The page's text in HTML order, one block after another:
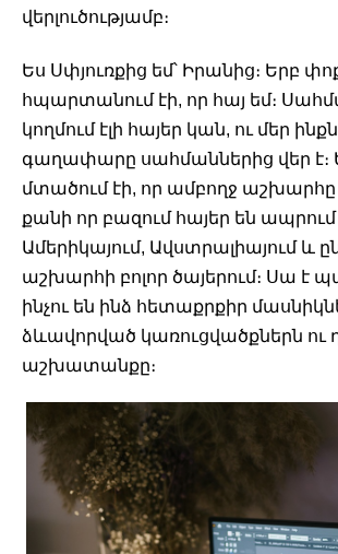
վերլուծությամբ։
Ես Սփյուռքից եմ՝ Իրանից։ Երբ
հպարտանում էի, որ հայ եմ։
կողմում էլի հայեր կան, ու մեր
գաղափարը սահմաններից վեր է։
մտածում էի, որ ամբողջ աշխարհը
քանի որ բազում հայեր են
Ամերիկայում, Ավստրալիայում և
աշխարհի բոլոր ծայերում։ Սա է
ինչու են ինձ հետաքրքիր
ձևավորված կառուցվածքներն ու
աշխատանքը։